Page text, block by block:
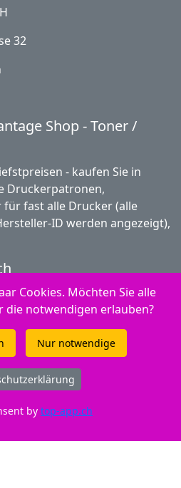
32
Shop - Toner /
- kaufen Sie in
Druckerpatronen,
fast alle Drucker (alle
ID werden angezeigt),
Shop
es
Tinte
/ Tintenpatronen
Cookies. Möchten Sie alle
die notwendigen erlauben?
Nur notwendige
by top-app.ch